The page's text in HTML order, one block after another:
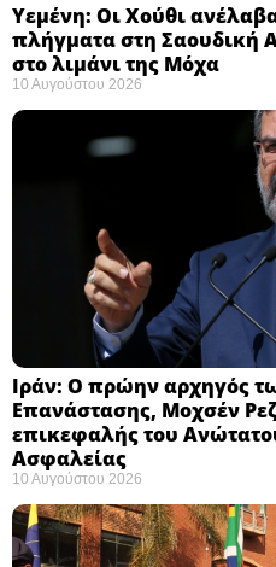
Υεμένη: Οι Χούθι
πλήγματα στη Σαουδική
στο λιμάνι της Μόχα ​
10 Αυγούστου 2026
Ιράν: Ο πρώην αρχηγός
Επανάστασης, Μοχσέν
επικεφαλής του
Ασφαλείας ​
10 Αυγούστου 2026